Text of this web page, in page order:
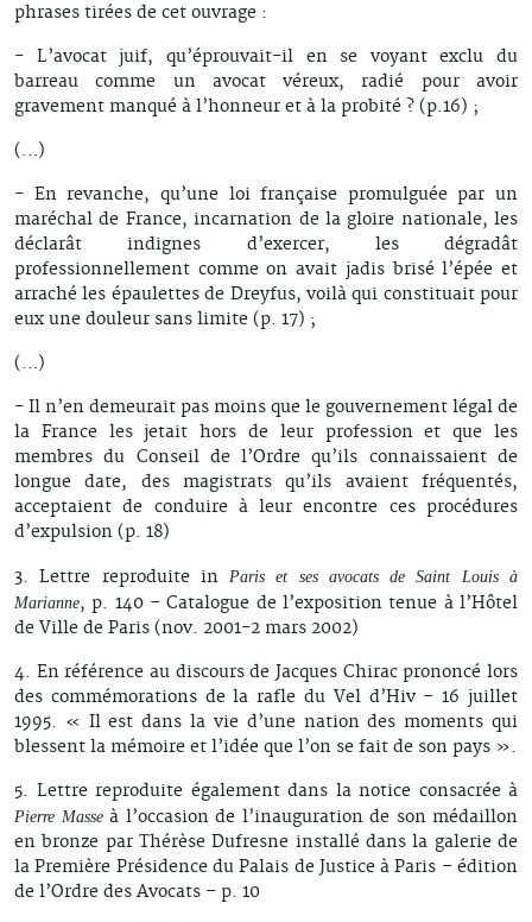
phrases tirées de cet ouvrage :
- L’avocat juif, qu’éprouvait-il en se voyant exclu du
barreau comme un avocat véreux, radié pour avoir
gravement manqué à l’honneur et à la probité ? (p.16) ;
(…)
- En revanche, qu’une loi française promulguée par un
maréchal de France, incarnation de la gloire nationale, les
déclarât indignes d’exercer, les dégradât
professionnellement comme on avait jadis brisé l’épée et
arraché les épaulettes de Dreyfus, voilà qui constituait pour
eux une douleur sans limite (p. 17) ;
(…)
- Il n’en demeurait pas moins que le gouvernement légal de
la France les jetait hors de leur profession et que les
membres du Conseil de l’Ordre qu’ils connaissaient de
longue date, des magistrats qu’ils avaient fréquentés,
acceptaient de conduire à leur encontre ces procédures
d’expulsion (p. 18)
3. Lettre reproduite inParis et ses avocats de Saint Louis à
Marianne, p. 140 – Catalogue de l’exposition tenue à l’Hôtel
de Ville de Paris (nov. 2001-2 mars 2002)
4. En référence au discours de Jacques Chirac prononcé lors
des commémorations de la rafle du Vel d’Hiv – 16 juillet
1995. « Il est dans la vie d’une nation des moments qui
blessent la mémoire et l’idée que l’on se fait de son pays ».
5. Lettre reproduite également dans la notice consacrée à
Pierre Masseà l’occasion de l’inauguration de son médaillon
en bronze par Thérèse Dufresne installé dans la galerie de
la Première Présidence du Palais de Justice à Paris – édition
de l’Ordre des Avocats – p. 10